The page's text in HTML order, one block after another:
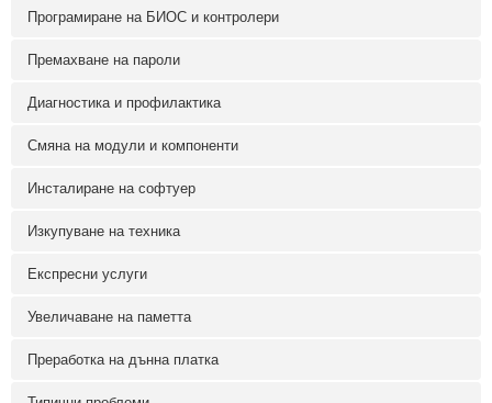
Програмиране на БИОС и контролери
Премахване на пароли
Диагностика и профилактика
Смяна на модули и компоненти
Инсталиране на софтуер
Изкупуване на техника
Експресни услуги
Увеличаване на паметта
Преработка на дънна платка